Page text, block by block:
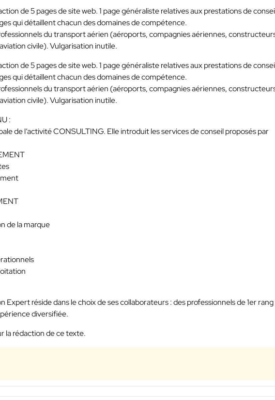
de 5 pages de site web. 1 page généraliste relatives aux prestations de
qui détaillent chacun des domaines de compétence.
du transport aérien (aéroports, compagnies aériennes,
civile). Vulgarisation inutile.
de 5 pages de site web. 1 page généraliste relatives aux prestations de
qui détaillent chacun des domaines de compétence.
du transport aérien (aéroports, compagnies aériennes,
civile). Vulgarisation inutile.
:
de l’activité CONSULTING. Elle introduit les services de conseil proposés par
de la marque
Expert réside dans le choix de ses collaborateurs : des professionnels de 1er
diversifiée.
la rédaction de ce texte.